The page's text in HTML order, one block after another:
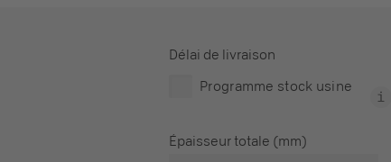
Délai de livraison
Programme stock usine
Épaisseur totale (mm)